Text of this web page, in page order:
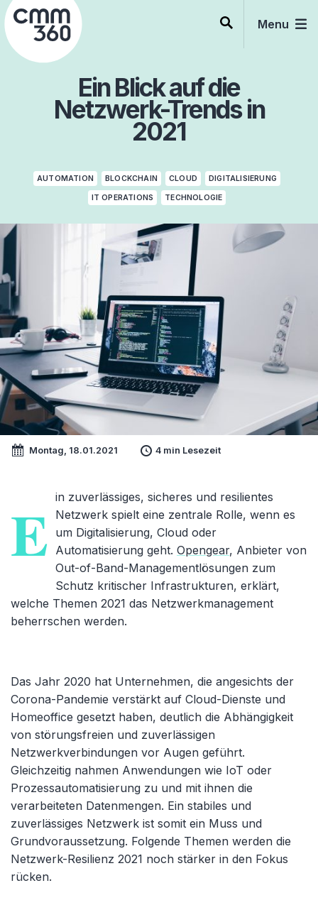
Skip
to
content
Menu
Ein Blick auf die
Netzwerk-Trends in
2021
AUTOMATION BLOCKCHAIN CLOUD DIGITALISIERUNG
IT OPERATIONS TECHNOLOGIE
Montag, 18.01.2021 4 min Lesezeit
E in zuverlässiges, sicheres und resilientes
Netzwerk spielt eine zentrale Rolle, wenn es
um Digitalisierung, Cloud oder
Automatisierung geht. Opengear, Anbieter von
Out-of-Band-Managementlösungen zum
Schutz kritischer Infrastrukturen, erklärt,
welche Themen 2021 das Netzwerkmanagement
beherrschen werden.
Das Jahr 2020 hat Unternehmen, die angesichts der
Corona-Pandemie verstärkt auf Cloud-Dienste und
Homeoffice gesetzt haben, deutlich die Abhängigkeit
von störungsfreien und zuverlässigen
Netzwerkverbindungen vor Augen geführt.
Gleichzeitig nahmen Anwendungen wie IoT oder
Prozessautomatisierung zu und mit ihnen die
verarbeiteten Datenmengen. Ein stabiles und
zuverlässiges Netzwerk ist somit ein Muss und
Grundvoraussetzung. Folgende Themen werden die
Netzwerk-Resilienz 2021 noch stärker in den Fokus
rücken.